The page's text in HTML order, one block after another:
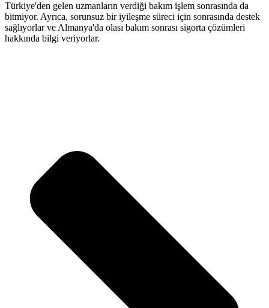
Türkiye'den gelen uzmanların verdiği bakım işlem sonrasında da
bitmiyor. Ayrıca, sorunsuz bir iyileşme süreci için sonrasında destek
sağlıyorlar ve Almanya'da olası bakım sonrası sigorta çözümleri
hakkında bilgi veriyorlar.